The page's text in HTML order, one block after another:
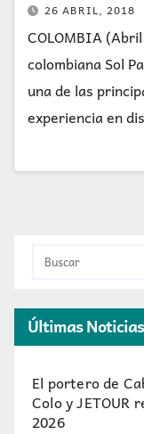
26 ABRIL, 2018
COLOMBIA
colombiana Sol
una de las
experiencia en
Últimas Noticias
El portero de
Colo y JETOUR
2026